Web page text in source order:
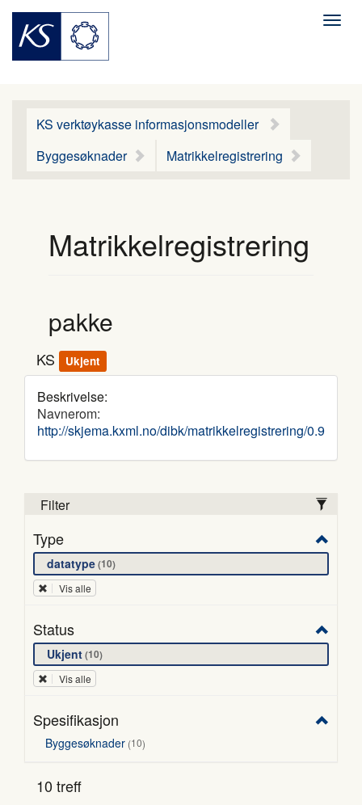
Meny
KS verktøykasse informasjonsmodeller
Byggesøknader
Matrikkelregistrering
Matrikkelregistrering
pakke
KS Ukjent
Beskrivelse:
Navnerom:
http://skjema.kxml.no/dibk/matrikkelregistrering/0.9
Filter
Type
datatype10
Vis alle
Status
Ukjent10
Vis alle
Spesifikasjon
Byggesøknader 10
10 treff